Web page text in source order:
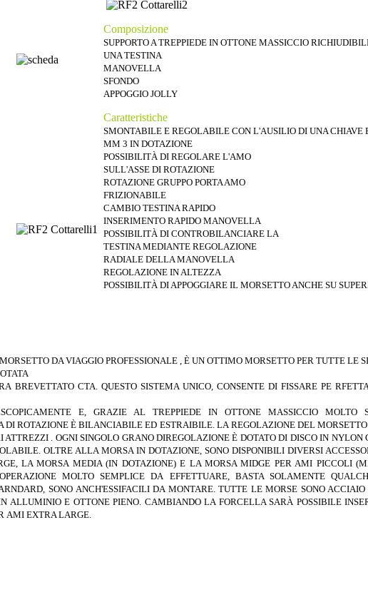
Composizione
SUPPORTO A TREPPIEDE IN OTTONE MASSICCIO
UNA TESTINA
MANOVELLA
SFONDO
APPOGGIO JOLLY
Caratteristiche
SMONTABILE E REGOLABILE CON L'AUSILIO DI UNA CHIAVE
MM 3 IN DOTAZIONE
POSSIBILITÀ DI REGOLARE L'AMO
SULL'ASSE DI ROTAZIONE
ROTAZIONE GRUPPO PORTA AMO
FRIZIONABILE
CAMBIO TESTINA RAPIDO
INSERIMENTO RAPIDO MANOVELLA
POSSIBILITÀ DI CONTROBILANCIARE LA
TESTINA MEDIANTE REGOLAZIONE
RADIALE DELLA MANOVELLA
REGOLAZIONE IN ALTEZZA
POSSIBILITÀ DI APPOGGIARE IL MORSETTO ANCHE SU
MORSETTO DA VIAGGIO PROFESSIONALE , È UN OTTIMO MORSETTO PER TUTTE LE
BREVETTATO CTA. QUESTO SISTEMA UNICO, CONSENTE DI FISSARE PE
E, GRAZIE AL TREPPIEDE IN OTTONE MASSICCIO MOLTO
DI ROTAZIONE ÈBILANCIABILE ED ESTRAIBILE. LA REGOLAZIONE DEL
ATTREZZI . OGNISINGOLO GRANO DIREGOLAZIONE È DOTATODI DISCO IN NYLON
OLTRE ALLA MORSA IN DOTAZIONE, SONO DISPONIBILI DIVERSI
LA MORSA MEDIA (IN DOTAZIONE) E LA MORSA MIDGE PER AMI PICCOLI
MOLTO SEMPLICE DA EFFETTUARE, BASTA SOLAMENTE
SONO ANCH'ESSIFACILI DA MONTARE. TUTTE LEMORSE SONO
ALLUMINIO E OTTONEPIENO. CAMBIANDO LA FORCELLA SARÀ POSSIBILE
AMI EXTRA LARGE.